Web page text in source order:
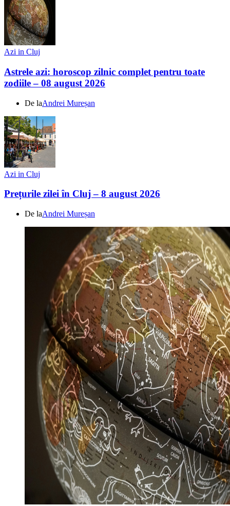
Azi in Cluj
Astrele azi: horoscop zilnic complet pentru toate
zodiile – 08 august 2026
De laAndrei Mureșan
Azi in Cluj
Prețurile zilei în Cluj – 8 august 2026
De laAndrei Mureșan